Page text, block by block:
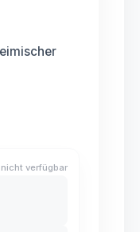
verfügbar